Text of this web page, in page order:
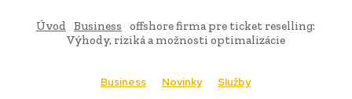
Úvod Business
offshore firma pre ticket reselling:
Výhody, riziká a možnosti optimalizácie
Business Novinky Služby